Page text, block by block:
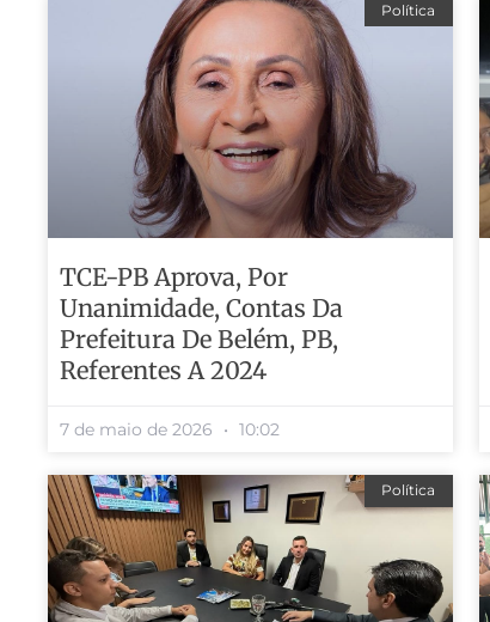
Política
TCE-PB Aprova, Por
Unanimidade, Contas Da
Prefeitura De Belém, PB,
Referentes A 2024
7 de maio de 2026 10:02
Política